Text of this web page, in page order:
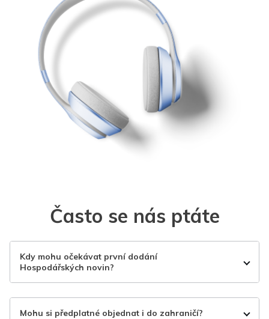
Často se nás ptáte
Kdy mohu očekávat první dodání
Hospodářských novin?
Mohu si předplatné objednat i do zahraničí?